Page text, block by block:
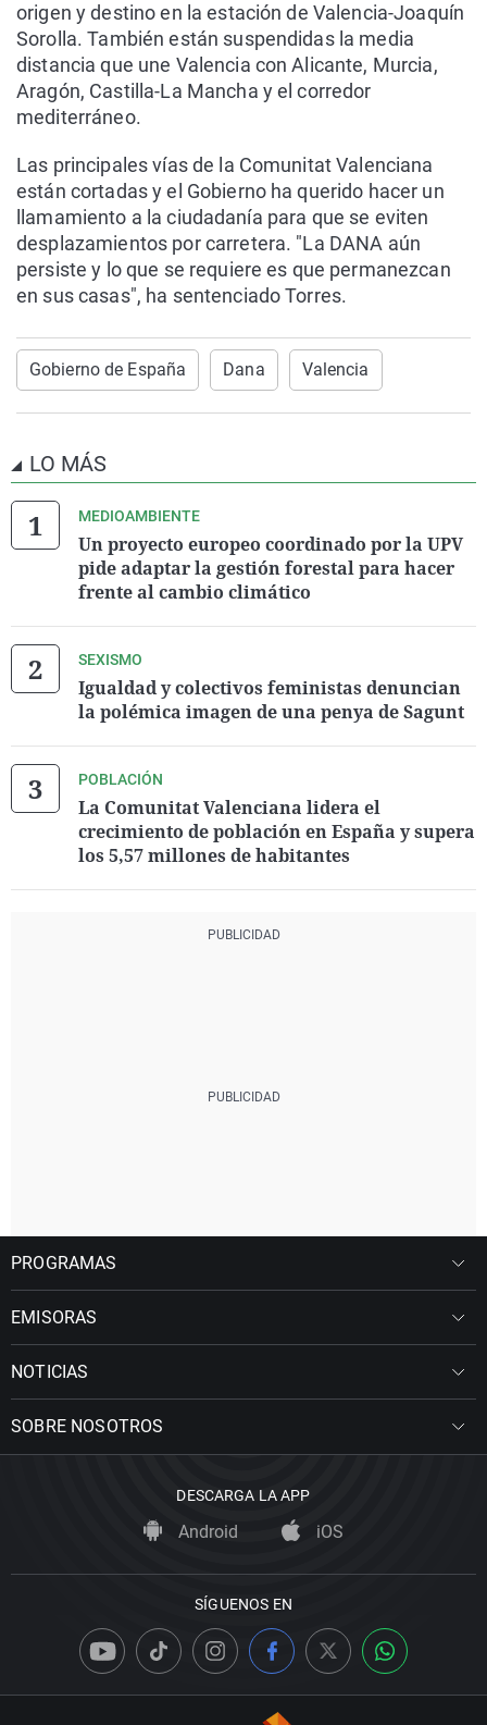
origen y destino en la estación de Valencia-Joaquín
Sorolla. También están suspendidas la media
distancia que une Valencia con Alicante, Murcia,
Aragón, Castilla-La Mancha y el corredor
mediterráneo.
Las principales vías de la Comunitat Valenciana
están cortadas y el Gobierno ha querido hacer un
llamamiento a la ciudadanía para que se eviten
desplazamientos por carretera. "La DANA aún
persiste y lo que se requiere es que permanezcan
en sus casas", ha sentenciado Torres.
Gobierno de España Dana Valencia
LO MÁS
MEDIOAMBIENTE
Un proyecto europeo coordinado por la UPV
pide adaptar la gestión forestal para hacer
frente al cambio climático
SEXISMO
Igualdad y colectivos feministas denuncian
la polémica imagen de una penya de Sagunt
POBLACIÓN
La Comunitat Valenciana lidera el
crecimiento de población en España y supera
los 5,57 millones de habitantes
PROGRAMAS
EMISORAS
NOTICIAS
SOBRE NOSOTROS
DESCARGA LA APP
Android iOS
SÍGUENOS EN